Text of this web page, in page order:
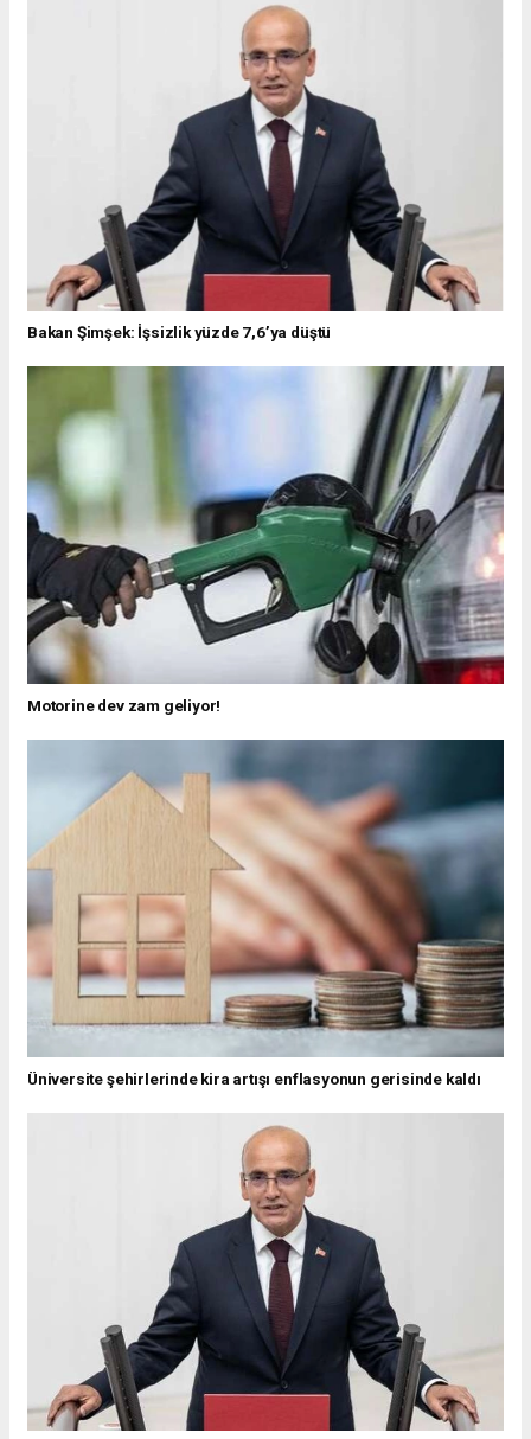
Bakan Şimşek: İşsizlik yüzde 7,6’ya düştü
Motorine dev zam geliyor!
Üniversite şehirlerinde kira artışı enflasyonun gerisinde kaldı